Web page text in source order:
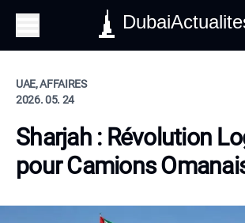
UAE, AFFAIRES
2026. 05. 24
Sharjah : Révolution
pour Camions